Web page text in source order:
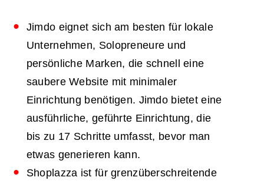
Jimdo eignet sich am besten für lokale
Unternehmen, Solopreneure und
persönliche Marken, die schnell eine
saubere Website mit minimaler
Einrichtung benötigen. Jimdo bietet eine
ausführliche, geführte Einrichtung, die
bis zu 17 Schritte umfasst, bevor man
etwas generieren kann.
Shoplazza ist für grenzüberschreitende